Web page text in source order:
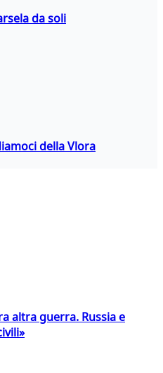
da soli
della Vlora
altra guerra. Russia e